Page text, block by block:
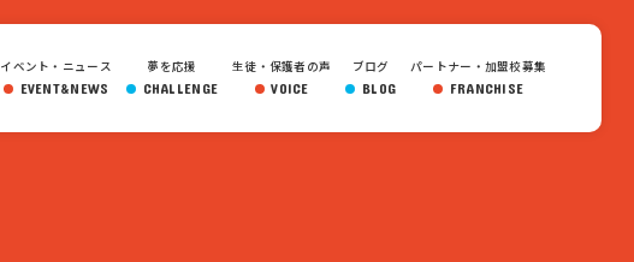
イベント・ニュース
EVENT&NEWS
夢を応援
CHALLENGE
生徒・保護者の声
VOICE
ブログ
BLOG
パートナー・加盟校募集
FRANCHISE